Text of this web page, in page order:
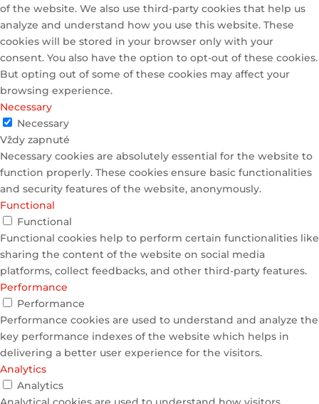
of the website. We also use third-party cookies that help us
analyze and understand how you use this website. These
cookies will be stored in your browser only with your
consent. You also have the option to opt-out of these cookies.
But opting out of some of these cookies may affect your
browsing experience.
Necessary
Necessary
Vždy zapnuté
Necessary cookies are absolutely essential for the website to
function properly. These cookies ensure basic functionalities
and security features of the website, anonymously.
Functional
Functional
Functional cookies help to perform certain functionalities like
sharing the content of the website on social media
platforms, collect feedbacks, and other third-party features.
Performance
Performance
Performance cookies are used to understand and analyze the
key performance indexes of the website which helps in
delivering a better user experience for the visitors.
Analytics
Analytics